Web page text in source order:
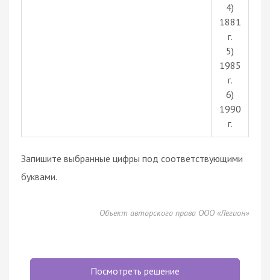
4)
1881
г.
5)
1985
г.
6)
1990
г.
Запишите выбранные цифры под соответствующими
буквами.
Объект авторского права ООО «Легион»
Посмотреть решение